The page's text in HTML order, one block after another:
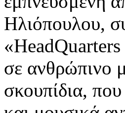
Ηλιόπουλου,
σε ανθρώπινο
σκουπίδια,